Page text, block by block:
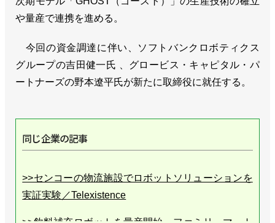
や量産で連携を進める。
今回の資金調達に伴い、ソフトバンクロボティクス
グループの吉田健一氏 、グロービス・キャピタル・パ
ートナーズの野本遼平氏が新たに取締役に就任する。
同じ企業の記事
>>センコーの物流施設でロボットソリューションを
実証実験／Telexistence